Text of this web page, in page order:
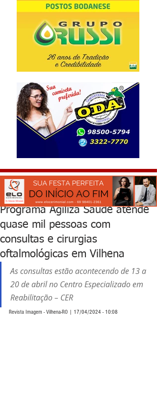
Programa Agiliza Saúde atende
quase mil pessoas com
consultas e cirurgias
oftalmológicas em Vilhena
As consultas estão acontecendo de 13 a
20 de abril no Centro Especializado em
Reabilitação – CER
Revista Imagem - Vilhena-RO | 17/04/2024 - 10:08